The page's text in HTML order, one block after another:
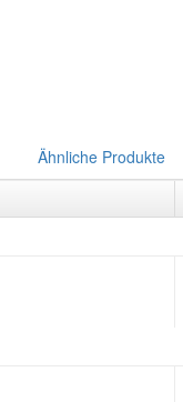
Ähnliche Produkte